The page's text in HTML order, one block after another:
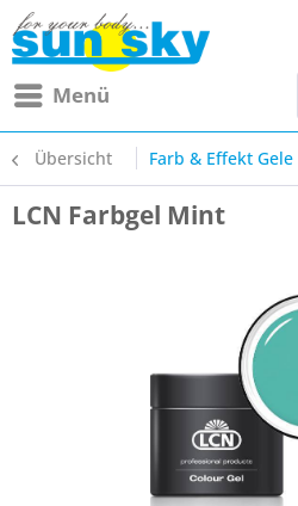
Menü
Übersicht Farb & Effekt Gele
LCN Farbgel Mint